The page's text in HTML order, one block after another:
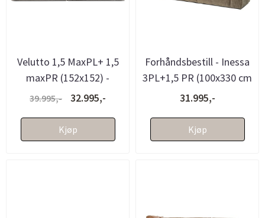
Velutto 1,5 MaxPL+ 1,5
maxPR (152x152) -
Partner 101
39.995,- 32.995,-
Kjøp
Forhåndsbestill - Inessa
3PL+1,5 PR (100x330 cm
Bodega shitake 124)
31.995,-
Kjøp